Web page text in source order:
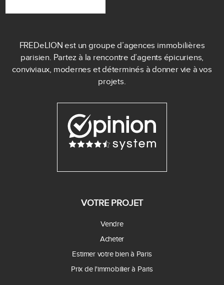
FREDeLION est un groupe d’agences immobilières
parisien. Partez à la rencontre d’agents épicuriens,
conviviaux, modernes et déterminés à donner vie à vos
projets.
VOTRE PROJET
Vendre
Acheter
Estimer votre bien à Paris
Prix de l'immobilier à Paris